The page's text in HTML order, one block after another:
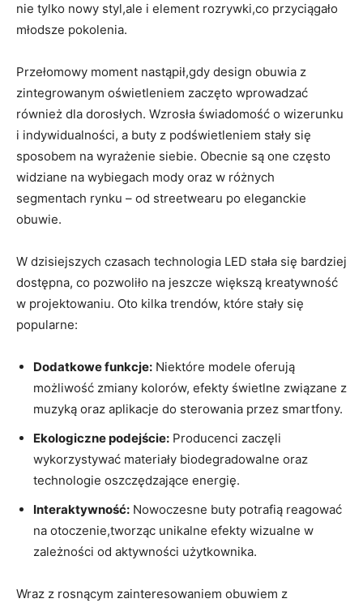
nie tylko nowy styl,ale i element rozrywki,co przyciągało
młodsze pokolenia.
Przełomowy moment nastąpił,gdy design obuwia z
zintegrowanym oświetleniem zaczęto wprowadzać
również dla dorosłych. Wzrosła świadomość o wizerunku
i indywidualności, a buty z podświetleniem stały się
sposobem na wyrażenie siebie. Obecnie są one często
widziane na wybiegach mody oraz w różnych
segmentach rynku – od streetwearu po eleganckie
obuwie.
W dzisiejszych czasach technologia LED stała się bardziej
dostępna, co pozwoliło na jeszcze większą kreatywność
w projektowaniu. Oto kilka trendów, które stały się
popularne:
Dodatkowe funkcje: Niektóre modele oferują
możliwość zmiany kolorów, efekty świetlne związane z
muzyką oraz aplikacje do sterowania przez smartfony.
Ekologiczne podejście: Producenci zaczęli
wykorzystywać materiały biodegradowalne oraz
technologie oszczędzające energię.
Interaktywność: Nowoczesne buty potrafią reagować
na otoczenie,tworząc unikalne efekty wizualne w
zależności od aktywności użytkownika.
Wraz z rosnącym zainteresowaniem obuwiem z